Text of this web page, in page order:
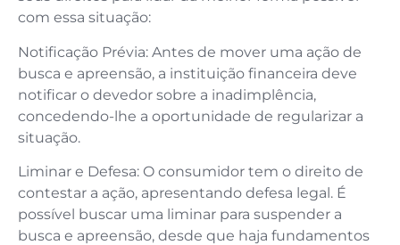
com essa situação:
Notificação Prévia: Antes de mover uma ação de
busca e apreensão, a instituição financeira deve
notificar o devedor sobre a inadimplência,
concedendo-lhe a oportunidade de regularizar a
situação.
Liminar e Defesa: O consumidor tem o direito de
contestar a ação, apresentando defesa legal. É
possível buscar uma liminar para suspender a
busca e apreensão, desde que haja fundamentos